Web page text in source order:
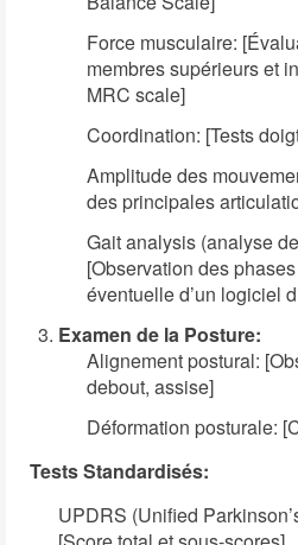
Force musculaire:
membres supérieurs et
MRC scale]
Coordination: [Tests
Amplitude des
des principales
Gait analysis (analyse
[Observation des
éventuelle d’un logiciel
Examen de la Posture:
Alignement postural:
debout, assise]
Déformation posturale:
Tests Standardisés:
UPDRS (Unified